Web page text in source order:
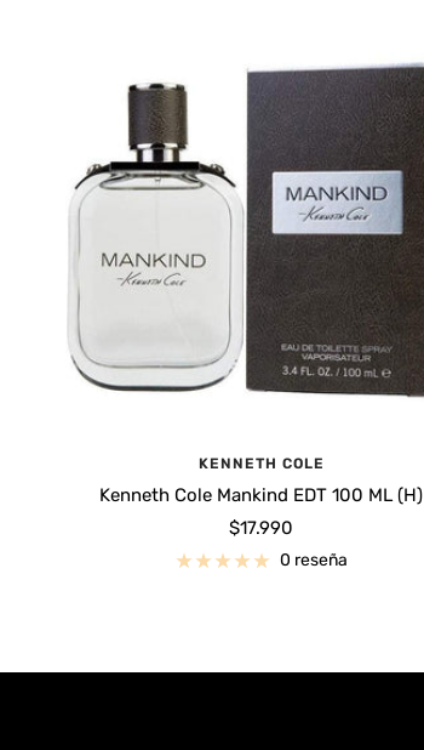
KENNETH COLE
Kenneth Cole Mankind EDT 100 ML (H)
Precio
de
$17.990
0 reseña